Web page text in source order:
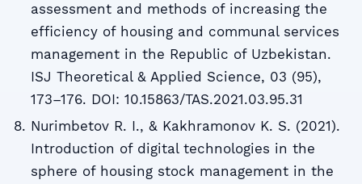
assessment and methods of increasing the
efficiency of housing and communal services
management in the Republic of Uzbekistan.
ISJ Theoretical & Applied Science, 03 (95),
173–176. DOI: 10.15863/TAS.2021.03.95.31
Nurimbetov R. I., & Kakhramonov K. S. (2021).
Introduction of digital technologies in the
sphere of housing stock management in the